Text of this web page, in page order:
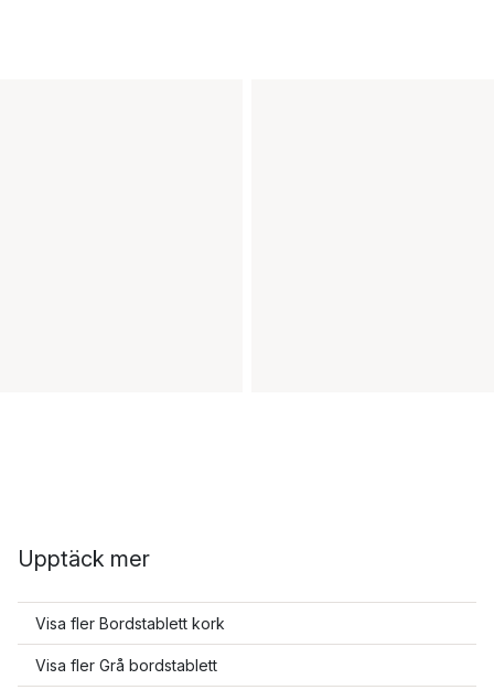
Upptäck mer
Visa fler Bordstablett kork
Visa fler Grå bordstablett